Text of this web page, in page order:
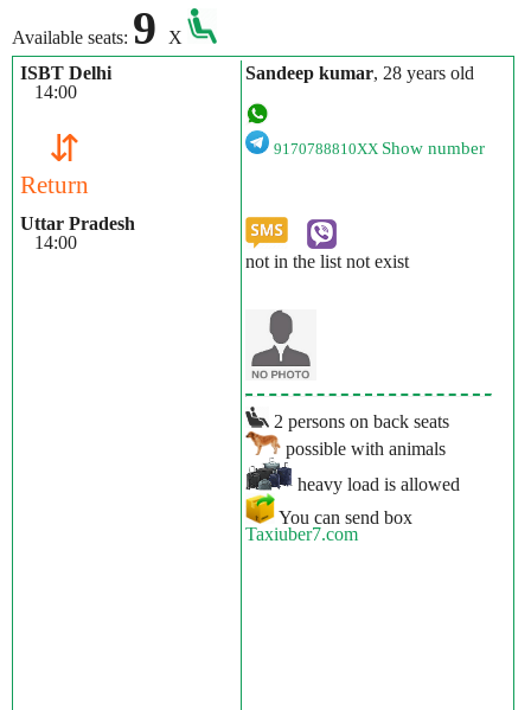
Available seats: 9
X
ISBT Delhi
14:00
⇵
Return
Uttar Pradesh
14:00
Sandeep kumar, 28 years old
9170788810XX Show number
not in the list not exist
2 persons on back seats
possible with animals
heavy load is allowed
You can send box
Taxiuber7.com